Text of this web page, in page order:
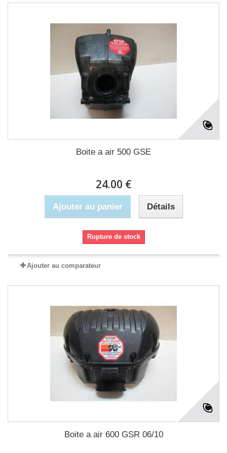
Boite a air 500 GSE
24.00 €
Ajouter au panier Détails
Rupture de stock
Ajouter au comparateur
Boite a air 600 GSR 06/10